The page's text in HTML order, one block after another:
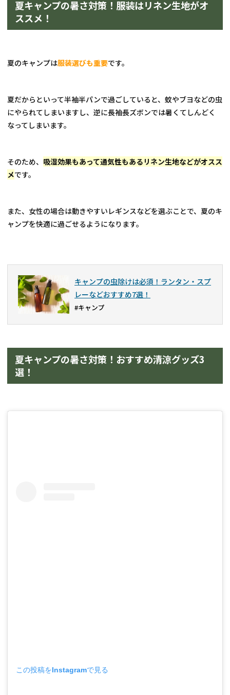
夏キャンプの暑さ対策！服装はリネン生地がオ
ススメ！
夏のキャンプは服装選びも重要です。
夏だからといって半袖半パンで過ごしていると、蚊やブヨなどの虫
にやられてしまいますし、逆に長袖長ズボンでは暑くてしんどく
なってしまいます。
そのため、 吸湿効果もあって通気性もあるリネン生地などがオスス
メです。
また、女性の場合は動きやすいレギンスなどを選ぶことで、夏のキ
ャンプを快適に過ごせるようになります。
キャンプの虫除けは必須！ランタン・スプ
レーなどおすすめ7選！
#キャンプ
夏キャンプの暑さ対策！おすすめ清涼グッズ3
選！
この投稿をInstagramで見る